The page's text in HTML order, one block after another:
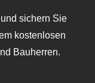
sichern Sie
kostenlosen
Bauherren.